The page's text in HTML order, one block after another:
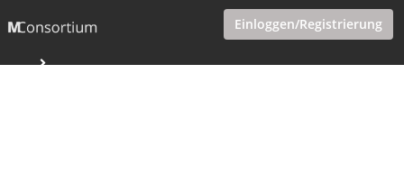
Einloggen/Registrierung